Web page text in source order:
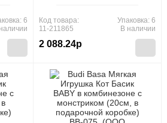
6
Код товара:
11-211865
2 088.24р
Упаковка: 6
В наличии